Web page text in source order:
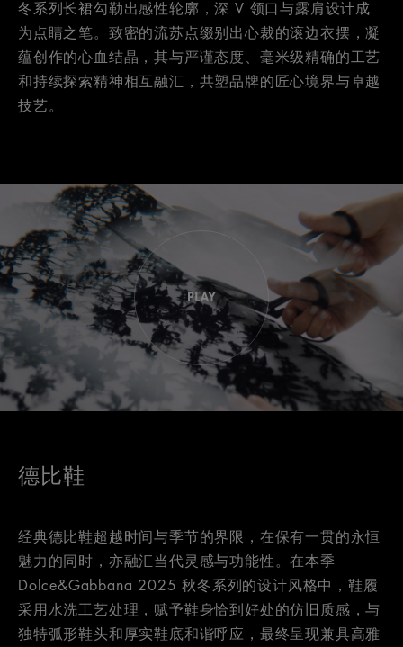
冬系列长裙勾勒出感性轮廓，深 V 领口与露肩设计成
为点睛之笔。致密的流苏点缀别出心裁的滚边衣摆，凝
蕴创作的心血结晶，其与严谨态度、毫米级精确的工艺
和持续探索精神相互融汇，共塑品牌的匠心境界与卓越
技艺。
德比鞋
经典德比鞋超越时间与季节的界限，在保有一贯的永恒
魅力的同时，亦融汇当代灵感与功能性。在本季
Dolce&Gabbana 2025 秋冬系列的设计风格中，鞋履
采用水洗工艺处理，赋予鞋身恰到好处的仿旧质感，与
独特弧形鞋头和厚实鞋底和谐呼应，最终呈现兼具高雅